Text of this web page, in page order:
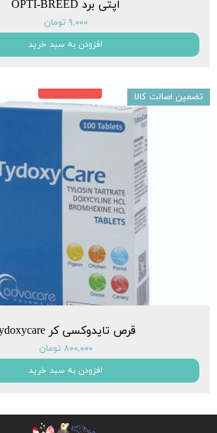
اپتی برد OPTI-BREED
۹,۰۰۰ تومان
افزودن به سبد خرید
قرص تایدوکسی کر tydoxycare
۸۰۰,۰۰۰ تومان
افزودن به سبد خرید
تضمین اصالت کالا